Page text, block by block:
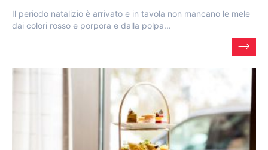
Il periodo natalizio è arrivato e in tavola non mancano le mele
dai colori rosso e porpora e dalla polpa...